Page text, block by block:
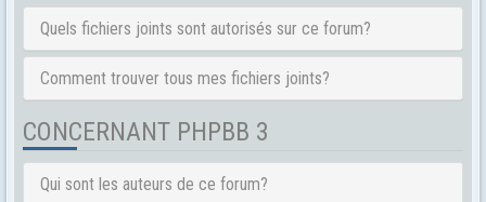
Quels fichiers joints sont autorisés sur ce forum?
Comment trouver tous mes fichiers joints?
CONCERNANT PHPBB 3
Qui sont les auteurs de ce forum?